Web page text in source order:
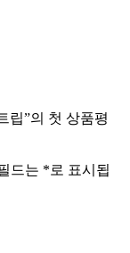
립”의 첫 상품평
드는 *로 표시됩